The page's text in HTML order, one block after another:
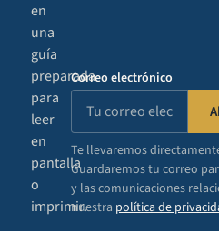
en
una
guía
preparada
para
leer
en
pantalla
o
imprimir.
Correo electrónico
Te llevaremos
Guardaremos tu correo
y las comunicaciones
nuestra política de